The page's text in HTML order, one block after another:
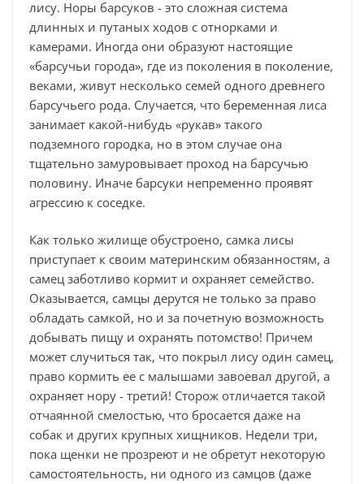
лису. Норы барсуков - это сложная система
длинных и путаных ходов с отнорками и
камерами. Иногда они образуют настоящие
«барсучьи города», где из поколения в поколение,
веками, живут несколько семей одного древнего
барсучьего рода. Случается, что беременная лиса
занимает какой-нибудь «рукав» такого
подземного городка, но в этом случае она
тщательно замуровывает проход на барсучью
половину. Иначе барсуки непременно проявят
агрессию к соседке.
Как только жилище обустроено, самка лисы
приступает к своим материнским обязанностям, а
самец заботливо кормит и охраняет семейство.
Оказывается, самцы дерутся не только за право
обладать самкой, но и за почетную возможность
добывать пищу и охранять потомство! Причем
может случиться так, что покрыл лису один самец,
право кормить ее с малышами завоевал другой, а
охраняет нору - третий! Сторож отличается такой
отчаянной смелостью, что бросается даже на
собак и других крупных хищников. Недели три,
пока щенки не прозреют и не обретут некоторую
самостоятельность, ни одного из самцов (даже